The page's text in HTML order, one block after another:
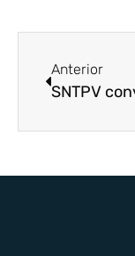
Anterior